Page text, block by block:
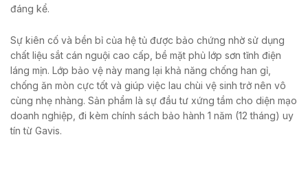
đáng kể.
Sự kiên cố và bền bỉ của hệ tủ được bảo chứng nhờ sử dụng
chất liệu sắt cán nguội cao cấp, bề mặt phủ lớp sơn tĩnh điện
láng mịn. Lớp bảo vệ này mang lại khả năng chống han gỉ,
chống ăn mòn cực tốt và giúp việc lau chùi vệ sinh trở nên vô
cùng nhẹ nhàng. Sản phẩm là sự đầu tư xứng tầm cho diện mạo
doanh nghiệp, đi kèm chính sách bảo hành 1 năm (12 tháng) uy
tín từ Gavis.